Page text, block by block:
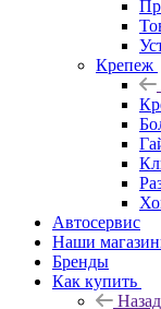
Крепеж
Автосервис
Наши
Бренды
Как купить
Назад